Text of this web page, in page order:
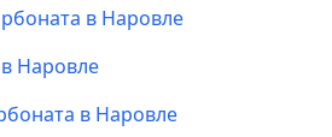
в Наровле
Наровле
в Наровле